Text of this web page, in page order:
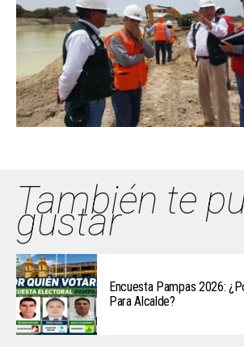
También te
gustar
Encuesta Pampas 2026:
Para Alcalde?